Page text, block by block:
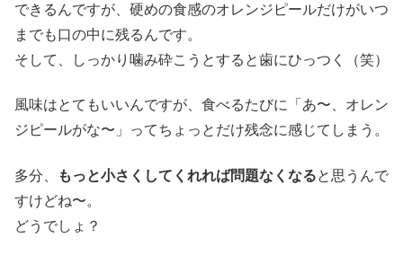
できるんですが、硬めの食感のオレンジピールだけがいつ
までも口の中に残るんです。
そして、しっかり噛み砕こうとすると歯にひっつく（笑）
風味はとてもいいんですが、食べるたびに「あ〜、オレン
ジピールがな〜」ってちょっとだけ残念に感じてしまう。
多分、 もっと小さくしてくれれば問題なくなると思うんで
すけどね〜。
どうでしょ？